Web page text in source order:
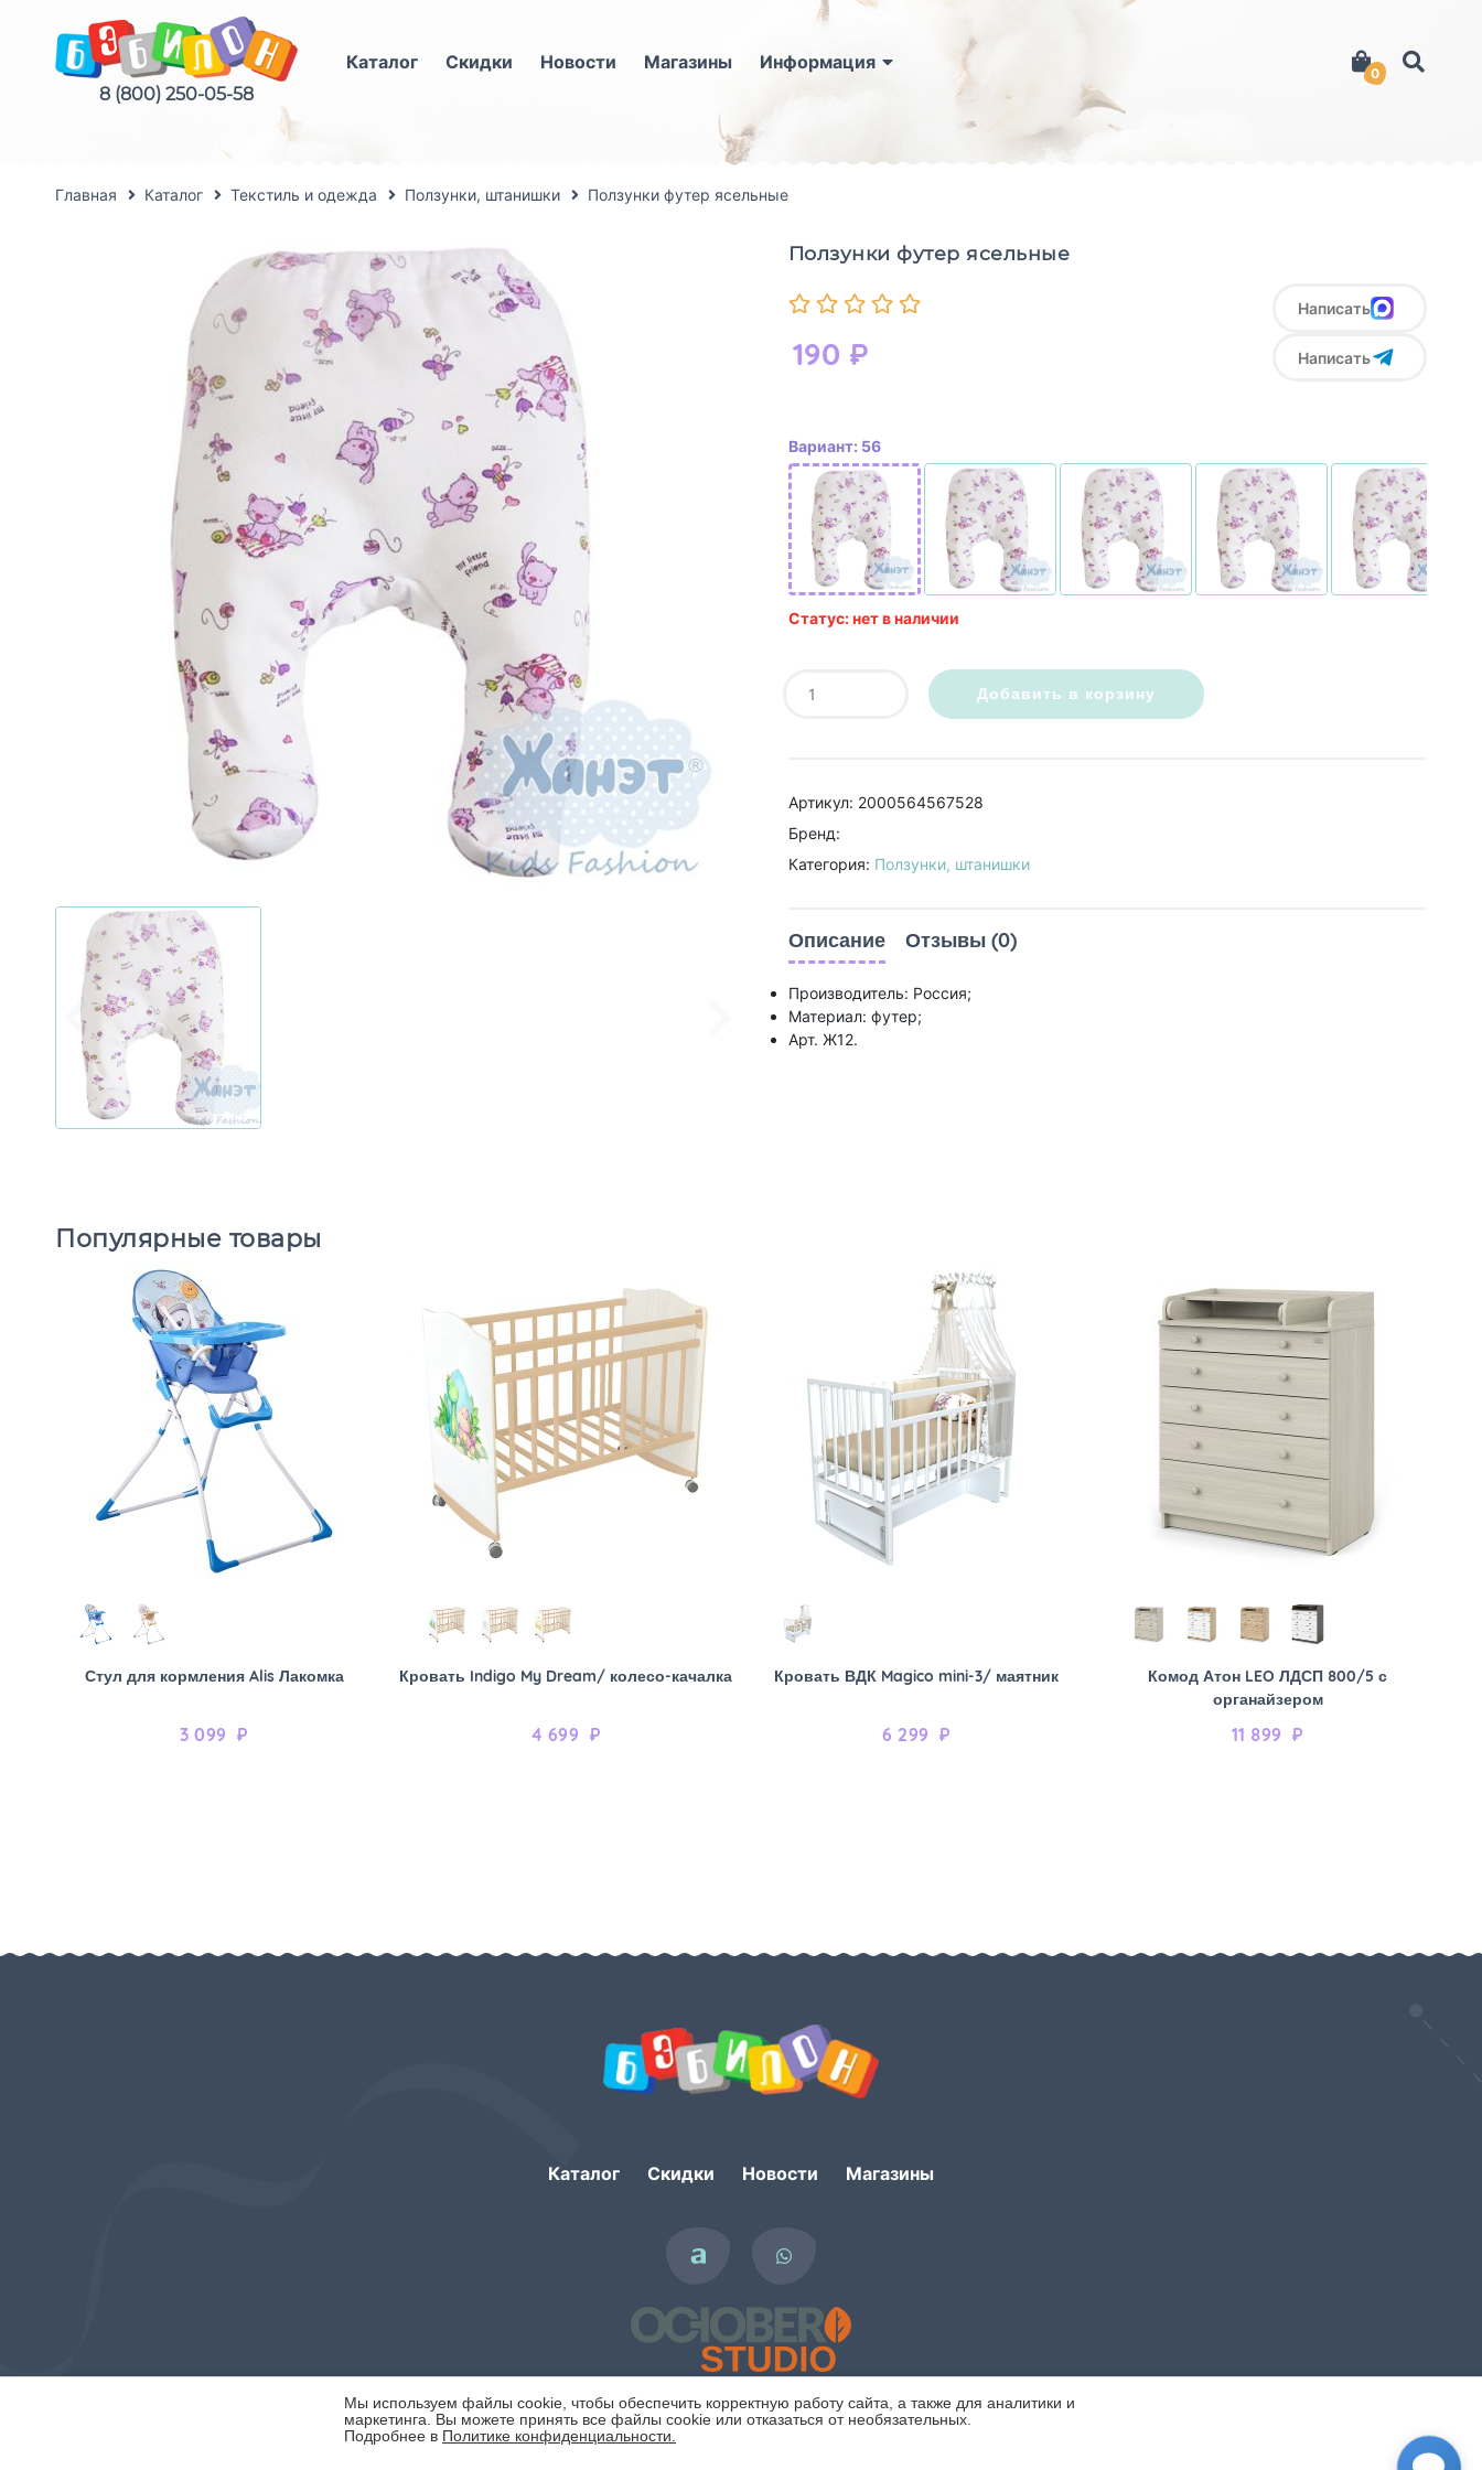
Мы используем файлы cookie, чтобы обеспечить корректную работу сайта, а также для аналитики и
маркетинга. Вы можете принять все файлы cookie или отказаться от необязательных.
Подробнее в Политике конфиденциальности.
8 (800) 250-05-58
Каталог Скидки Новости Магазины Информация
0
Главная Каталог Текстиль и одежда Ползунки, штанишки Ползунки футер ясельные
Ползунки футер ясельные
190 ₽
Написать
Написать
Вариант: 56
Статус: нет в наличии
Добавить в корзину
Артикул: 2000564567528
Бренд:
Категория: Ползунки, штанишки
Описание Отзывы (0)
Производитель: Россия;
Материал: футер;
Арт. Ж12.
Популярные товары
Стул для кормления Alis Лакомка
3 099 ₽
Кровать Indigo My Dream/ колесо-качалка
4 699 ₽
Кровать ВДК Magico mini-3/ маятник
6 299 ₽
Комод Атон LEO ЛДСП 800/5 с
органайзером
11 899 ₽
Каталог Скидки Новости Магазины
Политика конфиденциальности